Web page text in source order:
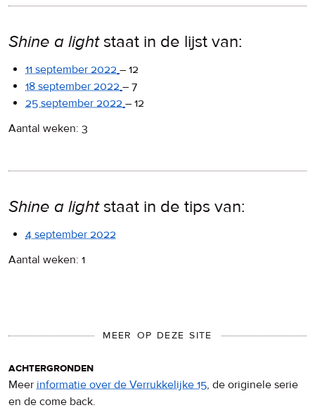
Shine a lightstaat in de lijst van:
11 september 2022 – 12
18 september 2022 – 7
25 september 2022 – 12
Aantal weken: 3
Shine a lightstaat in de tips van:
4 september 2022
Aantal weken: 1
MEER OP DEZE SITE
achtergronden
Meer informatie over de Verrukkelijke 15, de originele serie
en de come back.